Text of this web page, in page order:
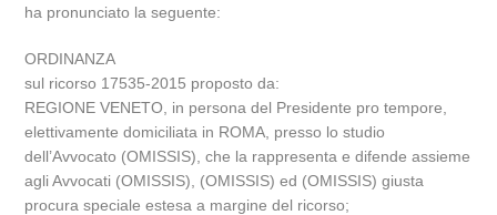
ha pronunciato la seguente:
ORDINANZA
sul ricorso 17535-2015 proposto da:
REGIONE VENETO, in persona del Presidente pro tempore,
elettivamente domiciliata in ROMA, presso lo studio
dell’Avvocato (OMISSIS), che la rappresenta e difende assieme
agli Avvocati (OMISSIS), (OMISSIS) ed (OMISSIS) giusta
procura speciale estesa a margine del ricorso;